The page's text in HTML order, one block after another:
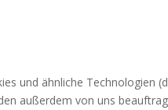
und ähnliche Technologien
außerdem von uns